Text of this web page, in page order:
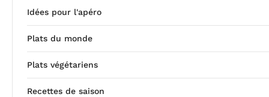
Idées pour l'apéro
Plats du monde
Plats végétariens
Recettes de saison